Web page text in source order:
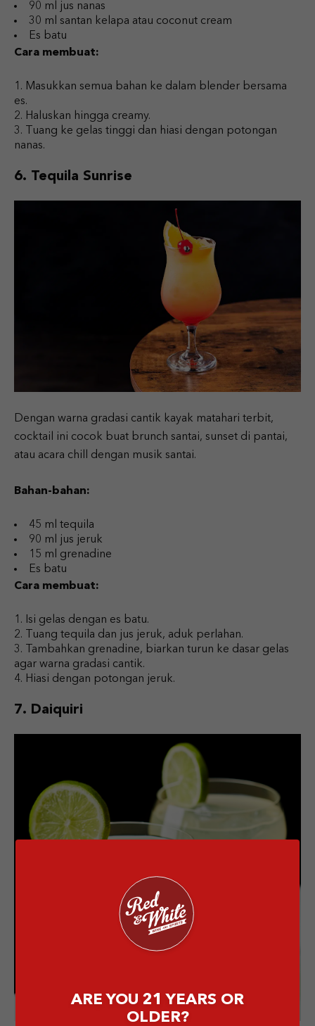
90 ml jus nanas
30 ml santan kelapa atau coconut cream
Es batu
Cara membuat:
Masukkan semua bahan ke dalam blender bersama
es.
Haluskan hingga creamy.
Tuang ke gelas tinggi dan hiasi dengan potongan
nanas.
6. Tequila Sunrise
Dengan warna gradasi cantik kayak matahari terbit,
cocktail ini cocok buat brunch santai, sunset di pantai,
atau acara chill dengan musik santai.
Bahan-bahan:
45 ml tequila
90 ml jus jeruk
15 ml grenadine
Es batu
Cara membuat:
Isi gelas dengan es batu.
Tuang tequila dan jus jeruk, aduk perlahan.
Tambahkan grenadine, biarkan turun ke dasar gelas
agar warna gradasi cantik.
Hiasi dengan potongan jeruk.
7. Daiquiri
ARE YOU 21 YEARS OR
OLDER?